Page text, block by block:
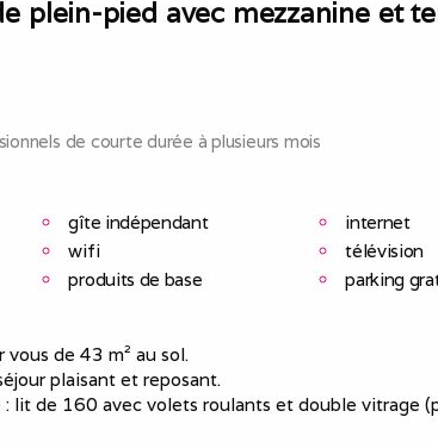
plein-pied avec mezzanine et
de courte durée à plusieurs mois
gîte indépendant
internet
wifi
télévision
produits de base
parking
de 43 m² au sol.
plaisant et reposant.
lit de 160 avec volets roulants et double vitrage